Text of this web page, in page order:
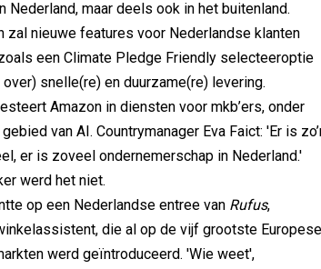
Nederland, maar deels ook in het buitenland.
nieuwe features voor Nederlandse klanten
een Climate Pledge Friendly selecteeroptie
snelle(re) en duurzame(re) levering.
Amazon in diensten voor mkb’ers, onder
van AI. Countrymanager Eva Faict: 'Er is
er is zoveel ondernemerschap in Nederland.'
werd het niet.
op een Nederlandse entree van Rufus,
die al op de vijf grootste Europese
werd geïntroduceerd. 'Wie weet',